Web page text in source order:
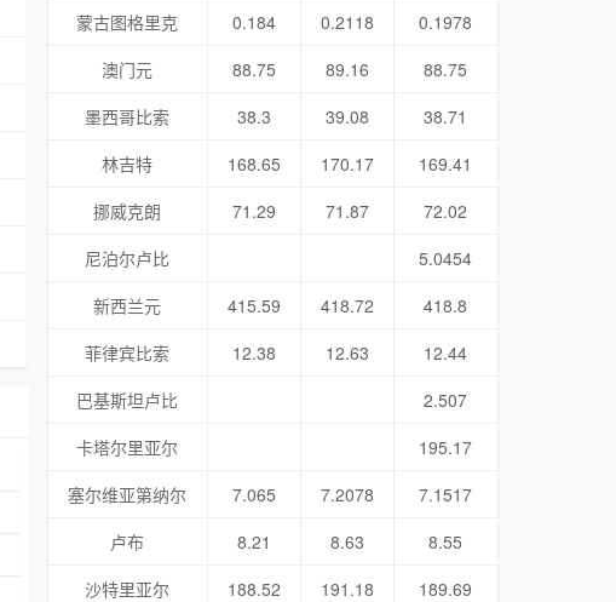
蒙古图格里克
0.184 0.2118
0.1978
澳门元
88.75 89.16
88.75
墨西哥比索
38.3 39.08
38.71
林吉特
168.65 170.17
169.41
挪威克朗
71.29 71.87
72.02
尼泊尔卢比
5.0454
新西兰元
415.59 418.72
418.8
菲律宾比索
12.38 12.63
12.44
巴基斯坦卢比
2.507
卡塔尔里亚尔
195.17
塞尔维亚第纳尔
7.065 7.2078
7.1517
卢布
8.21 8.63
8.55
沙特里亚尔
188.52 191.18
189.69